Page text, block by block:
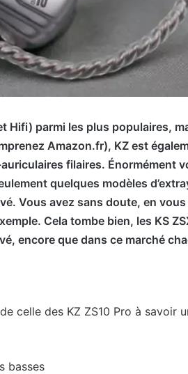
Hifi) parmi les plus populaires,
Amazon.fr), KZ est
filaires. Énormément
quelques modèles
Vous avez sans doute, en
Cela tombe bien, les KS
encore que dans ce marché
celle des KZ ZS10 Pro à savoir
basses